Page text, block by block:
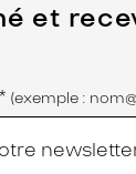
et
* (exemple :